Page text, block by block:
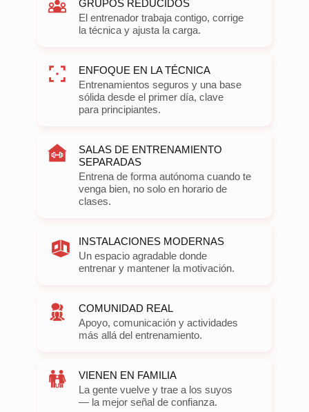
GRUPOS REDUCIDOS
El entrenador trabaja contigo, corrige
la técnica y ajusta la carga.
ENFOQUE EN LA TÉCNICA
Entrenamientos seguros y una base
sólida desde el primer día, clave
para principiantes.
SALAS DE ENTRENAMIENTO
SEPARADAS
Entrena de forma autónoma cuando te
venga bien, no solo en horario de
clases.
INSTALACIONES MODERNAS
Un espacio agradable donde
entrenar y mantener la motivación.
COMUNIDAD REAL
Apoyo, comunicación y actividades
más allá del entrenamiento.
VIENEN EN FAMILIA
La gente vuelve y trae a los suyos
— la mejor señal de confianza.